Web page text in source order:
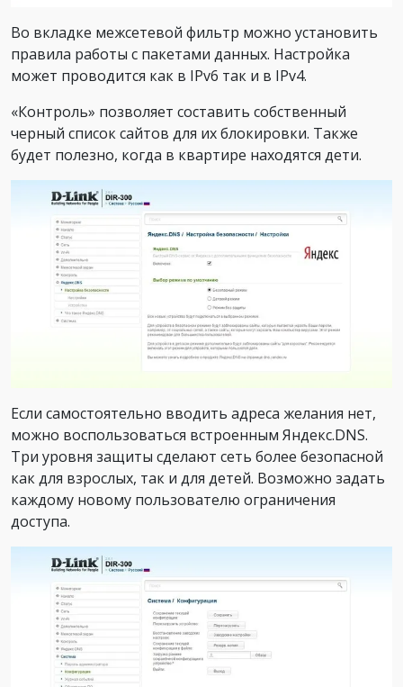
Во вкладке межсетевой фильтр можно установить
правила работы с пакетами данных. Настройка
может проводится как в IPv6 так и в IPv4.
«Контроль» позволяет составить собственный
черный список сайтов для их блокировки. Также
будет полезно, когда в квартире находятся дети.
Если самостоятельно вводить адреса желания нет,
можно воспользоваться встроенным Яндекс.DNS.
Три уровня защиты сделают сеть более безопасной
как для взрослых, так и для детей. Возможно задать
каждому новому пользователю ограничения
доступа.